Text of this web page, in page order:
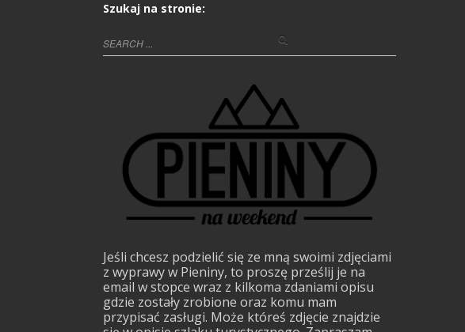
Szukaj na stronie:
Jeśli chcesz podzielić się ze mną swoimi zdjęciami
z wyprawy w Pieniny, to proszę prześlij je na
email w stopce wraz z kilkoma zdaniami opisu
gdzie zostały zrobione oraz komu mam
przypisać zasługi. Może któreś zdjęcie znajdzie